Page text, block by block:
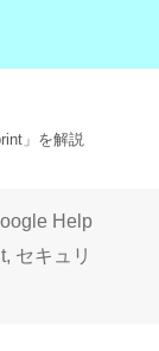
」を解説
Help
, セキュリ